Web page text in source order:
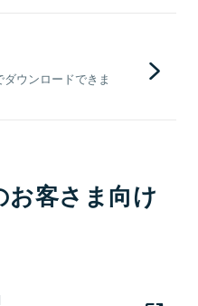
ウンロードできま
お客さま向け